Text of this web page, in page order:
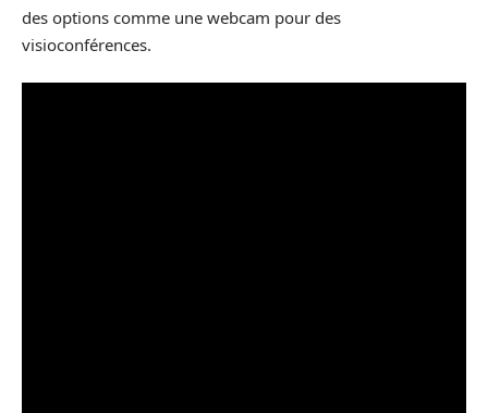
des options comme une webcam pour des
visioconférences.